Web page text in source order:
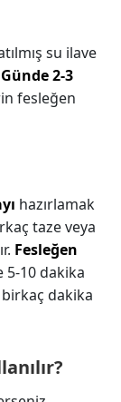
su ilave
Günde 2-3
fesleğen
hazırlamak
taze veya
Fesleğen
5-10 dakika
birkaç dakika